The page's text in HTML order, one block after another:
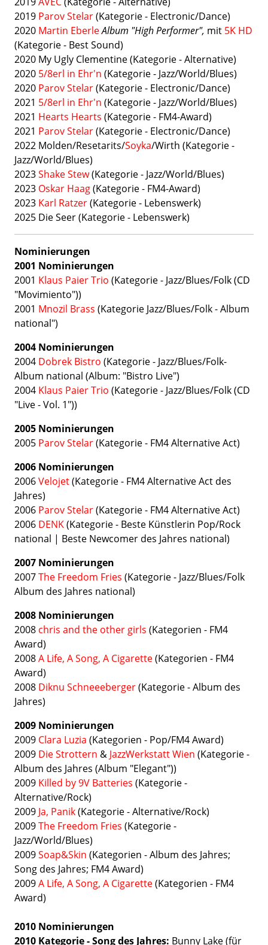
2019 Parov Stelar(Kategorie - Electronic/Dance)
2020 Martin EberleAlbum "High Performer", mit 5K HD
(Kategorie - Best Sound)
2020 My Ugly Clementine (Kategorie - Alternative)
2020 5/8erl in Ehr'n (Kategorie - Jazz/World/Blues)
2020 Parov Stelar(Kategorie - Electronic/Dance)
2021 5/8erl in Ehr'n (Kategorie - Jazz/World/Blues)
2021 Hearts Hearts (Kategorie - FM4-Award)
2021 Parov Stelar(Kategorie - Electronic/Dance)
2022 Molden/Resetarits/Soyka/Wirth (Kategorie -
Jazz/World/Blues)
2023Shake Stew(Kategorie - Jazz/World/Blues)
2023 Oskar Haag(Kategorie - FM4-Award)
2023 Karl Ratzer(Kategorie - Lebenswerk)
2025 Die Seer (Kategorie - Lebenswerk)
Nominierungen
2001 Nominierungen
2001 Klaus Paier Trio (Kategorie - Jazz/Blues/Folk (CD
"Movimiento"))
2001 Mnozil Brass (Kategorie Jazz/Blues/Folk - Album
national")
2004 Nominierungen
2004 Dobrek Bistro (Kategorie - Jazz/Blues/Folk-
Album national (Album: "Bistro Live")
2004 Klaus Paier Trio (Kategorie - Jazz/Blues/Folk (CD
"Live - Vol. 1"))
2005 Nominierungen
2005 Parov Stelar(Kategorie - FM4 Alternative Act)
2006 Nominierungen
2006Velojet(Kategorie - FM4 Alternative Act des
Jahres)
2006 Parov Stelar(Kategorie - FM4 Alternative Act)
2006 DENK(Kategorie - Beste Künstlerin Pop/Rock
national | Beste Newcomer des Jahres national)
2007 Nominierungen
2007The Freedom Fries (Kategorie - Jazz/Blues/Folk
Album des Jahres national)
2008 Nominierungen
2008 chris and the other girls (Kategorien - FM4
Award)
2008A Life, A Song, A Cigarette(Kategorien - FM4
Award)
2008 Diknu Schneeeberger(Kategorie - Album des
Jahres)
2009 Nominierungen
2009 Clara Luzia (Kategorien - Pop/FM4 Award)
2009 Die Strottern & JazzWerkstatt Wien (Kategorie -
Album des Jahres (Album "Elegant"))
2009 Killed by 9V Batteries (Kategorie -
Alternative/Rock)
2009 Ja, Panik(Kategorie - Alternative/Rock)
2009The Freedom Fries (Kategorie -
Jazz/World/Blues)
2009Soap&Skin (Kategorien - Album des Jahres;
Song des Jahres; FM4 Award)
2009A Life, A Song, A Cigarette(Kategorien - FM4
Award)
2010 Nominierungen
2010 Kategorie - Song des Jahres: Bunny Lake (für